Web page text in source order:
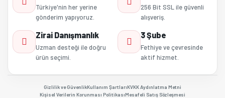
Türkiye'nin her yerine
gönderim yapıyoruz.
256 Bit SSL ile güvenli
alışveriş.
Zirai Danışmanlık
Uzman desteği ile doğru
ürün seçimi.
3 Şube
Fethiye ve çevresinde
aktif hizmet.
Gizlilik ve GüvenlikKullanım ŞartlarıKVKK Aydınlatma Metni
Kişisel Verilerin Korunması PolitikasıMesafeli Satış Sözleşmesi